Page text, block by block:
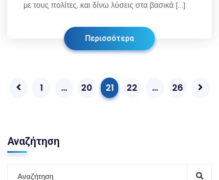
με τους πολίτες, και δίνω λύσεις στα βασικά […]
Περισσότερα
1 … 20 21 22 … 26
Αναζήτηση